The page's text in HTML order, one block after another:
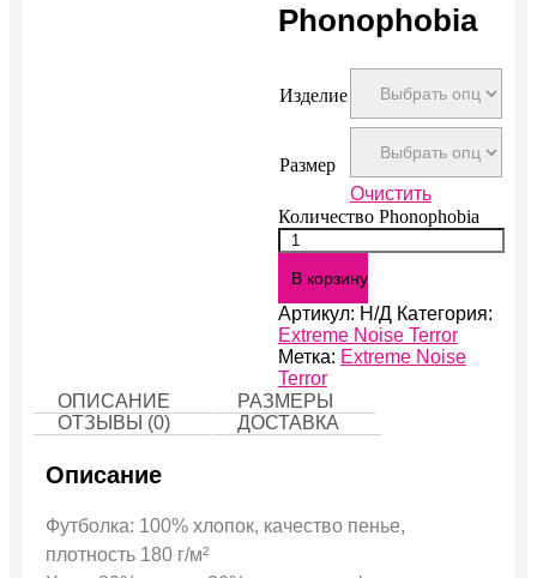
Phonophobia
Изделие
Размер
Очистить
Количество Phonophobia
В корзину
Артикул: Н/Д Категория:
Extreme Noise Terror
Метка: Extreme Noise
Terror
ОПИСАНИЕ
РАЗМЕРЫ
ОТЗЫВЫ (0)
ДОСТАВКА
Описание
Футболка: 100% хлопок, качество пенье,
плотность 180 г/м²